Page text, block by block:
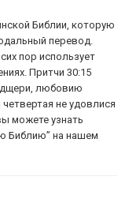
Библии, которую
перевод.
пор использует
Притчи 30:15
дщери, любовию
не удовлися
можете узнать
Библию” на нашем